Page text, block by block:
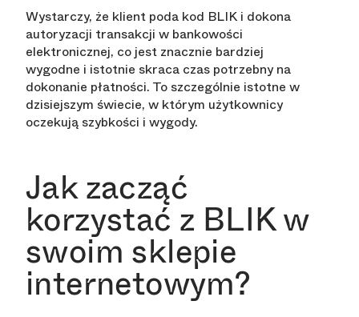
Wystarczy, że klient poda kod BLIK i dokona
autoryzacji transakcji w bankowości
elektronicznej, co jest znacznie bardziej
wygodne i istotnie skraca czas potrzebny na
dokonanie płatności. To szczególnie istotne w
dzisiejszym świecie, w którym użytkownicy
oczekują szybkości i wygody.
Jak zacząć
korzystać z BLIK w
swoim sklepie
internetowym?